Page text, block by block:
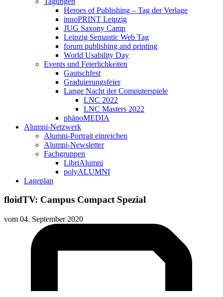
Heroes of Publishing – Tag der Verlage
innoPRINT Leipzig
JUG Saxony Camp
Leipzig Semantic Web Tag
forum publishing and printing
World Usability Day
Events und Feierlichkeiten
Gautschfest
Graduierungsfeier
Lange Nacht der Computerspiele
LNC 2022
LNC Masters 2022
phänoMEDIA
Alumni-Netzwerk
Alumni-Portrait einreichen
Alumni-Newsletter
Fachgruppen
LibriAlumni
polyALUMNI
Lageplan
floidTV: Campus Compact Spezial
vom 04. September 2020